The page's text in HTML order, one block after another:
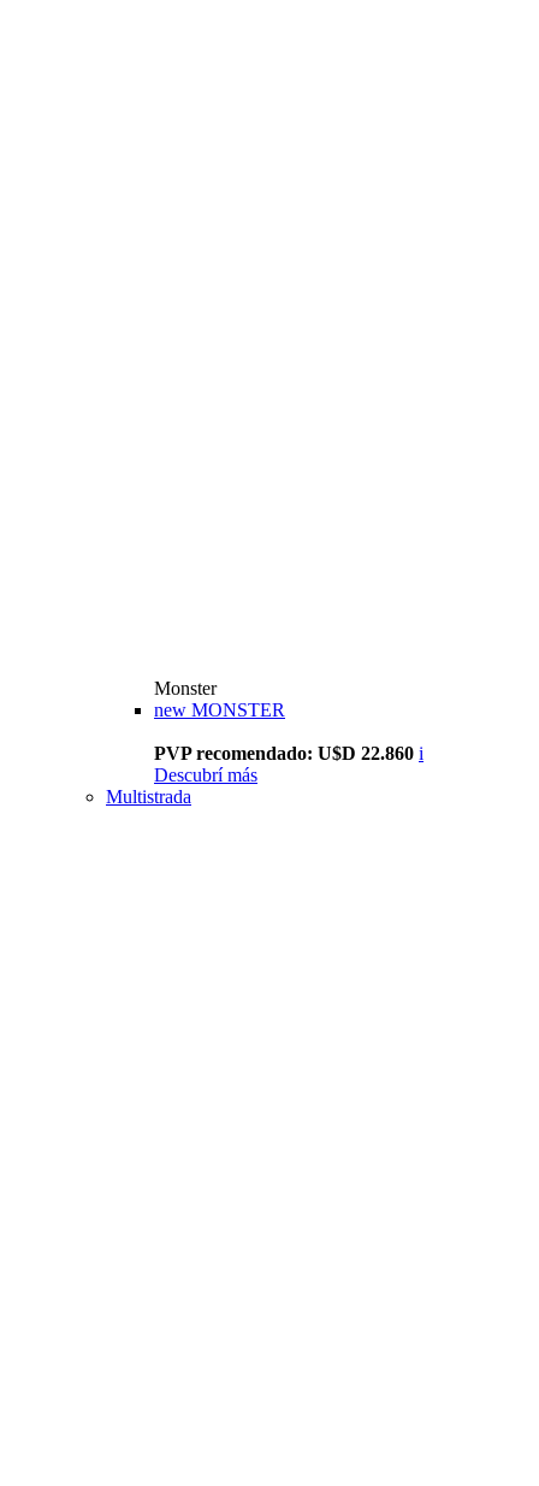
Monster
new MONSTER
PVP recomendado: U$D 22.860 i
Descubrí más
Multistrada